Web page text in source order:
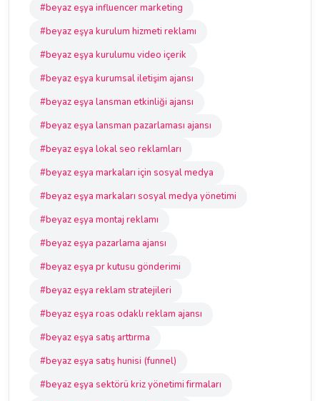
#beyaz eşya influencer marketing
#beyaz eşya kurulum hizmeti reklamı
#beyaz eşya kurulumu video içerik
#beyaz eşya kurumsal iletişim ajansı
#beyaz eşya lansman etkinliği ajansı
#beyaz eşya lansman pazarlaması ajansı
#beyaz eşya lokal seo reklamları
#beyaz eşya markaları için sosyal medya
#beyaz eşya markaları sosyal medya yönetimi
#beyaz eşya montaj reklamı
#beyaz eşya pazarlama ajansı
#beyaz eşya pr kutusu gönderimi
#beyaz eşya reklam stratejileri
#beyaz eşya roas odaklı reklam ajansı
#beyaz eşya satış arttırma
#beyaz eşya satış hunisi (funnel)
#beyaz eşya sektörü kriz yönetimi firmaları